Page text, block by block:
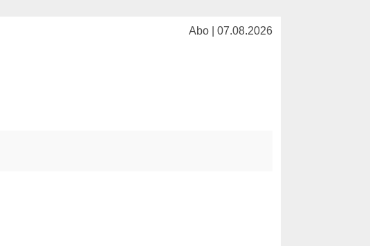
Abo | 07.08.2026